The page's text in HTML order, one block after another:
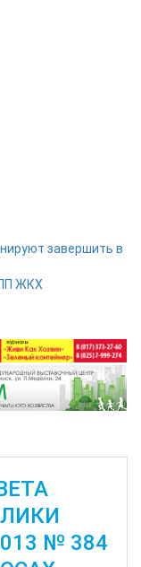
завершить в
ЖКХ
№ 384